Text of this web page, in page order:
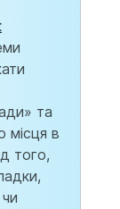
та
місця в
того,